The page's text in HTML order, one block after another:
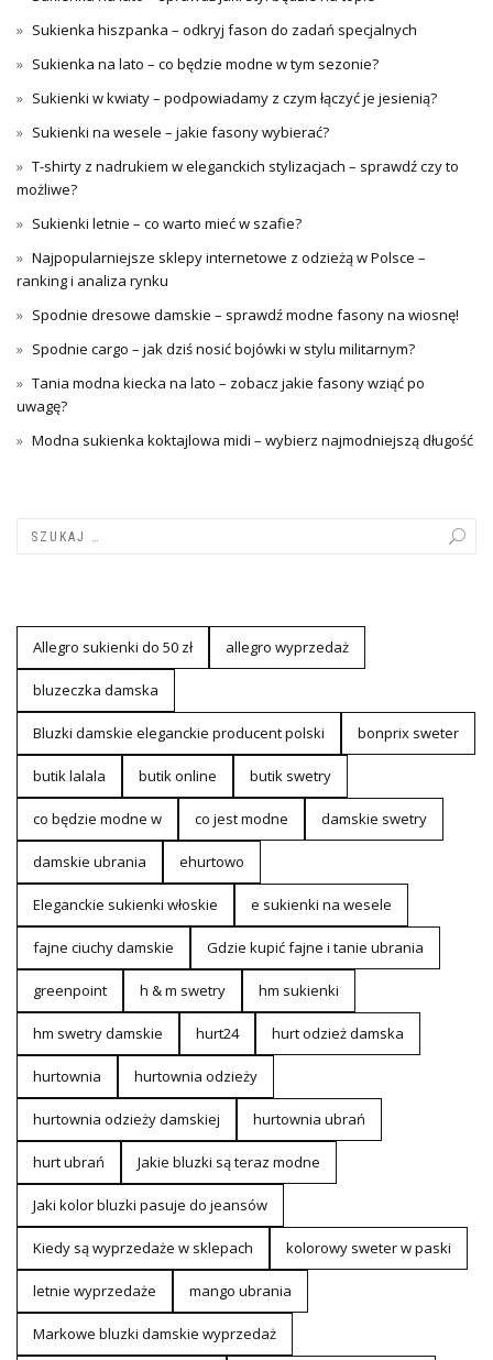
Sukienka hiszpanka – odkryj fason do zadań specjalnych
Sukienka na lato – co będzie modne w tym sezonie?
Sukienki w kwiaty – podpowiadamy z czym łączyć je jesienią?
Sukienki na wesele – jakie fasony wybierać?
T-shirty z nadrukiem w eleganckich stylizacjach – sprawdź czy to
możliwe?
Sukienki letnie – co warto mieć w szafie?
Najpopularniejsze sklepy internetowe z odzieżą w Polsce –
ranking i analiza rynku
Spodnie dresowe damskie – sprawdź modne fasony na wiosnę!
Spodnie cargo – jak dziś nosić bojówki w stylu militarnym?
Tania modna kiecka na lato – zobacz jakie fasony wziąć po
uwagę?
Modna sukienka koktajlowa midi – wybierz najmodniejszą długość
Allegro sukienki do 50 zł allegro wyprzedaż
bluzeczka damska
Bluzki damskie eleganckie producent polski bonprix sweter
butik lalala butik online butik swetry
co będzie modne w co jest modne damskie swetry
damskie ubrania ehurtowo
Eleganckie sukienki włoskie e sukienki na wesele
fajne ciuchy damskie Gdzie kupić fajne i tanie ubrania
greenpoint h & m swetry hm sukienki
hm swetry damskie hurt24 hurt odzież damska
hurtownia hurtownia odzieży
hurtownia odzieży damskiej hurtownia ubrań
hurt ubrań Jakie bluzki są teraz modne
Jaki kolor bluzki pasuje do jeansów
Kiedy są wyprzedaże w sklepach kolorowy sweter w paski
letnie wyprzedaże mango ubrania
Markowe bluzki damskie wyprzedaż